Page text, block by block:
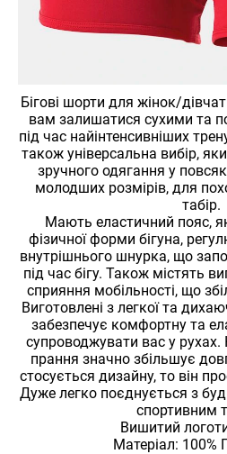
Бігові шорти для жінок/
вам залишатися сухими та
під час найінтенсивніших
також універсальна вибір,
зручного одягання у
молодших розмірів, для
табір.
Мають еластичний пояс,
фізичної форми бігуна,
внутрішнього шнурка, що
під час бігу. Також містять
сприяння мобільності, що
Виготовлені з легкої та
забезпечує комфортну та
супроводжувати вас у рухах.
прання значно збільшує
стосується дизайну, то він
Дуже легко поєднується з
спортивним
Вишитий
Матеріал: 100%